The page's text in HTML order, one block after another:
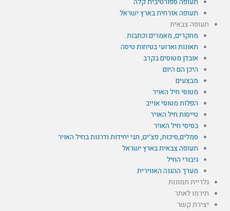
תעופה ספורטיבית קלה
תעופה אזרחית בארץ ישראל
תעופה צבאית
מחקרים, מאמרים וכתבות
תאונות וארועי בטיחות טיסה
אובדן מטוסים בקרב
היכן הם היום
מבצעים
מטוסי חיל האויר
הפלות מטוסי אוייב
טייסות חיל האויר
בסיסי חיל האויר
סמלים,סיכות, פצ'ים, תגי יחידות ודרגות בחיל האויר
תעופה צבאית בארץ ישראל
גיבורי החיל
מערך ההגנה האווירית
גלריית תמונות
תירמו לאתר
יצירת קשר